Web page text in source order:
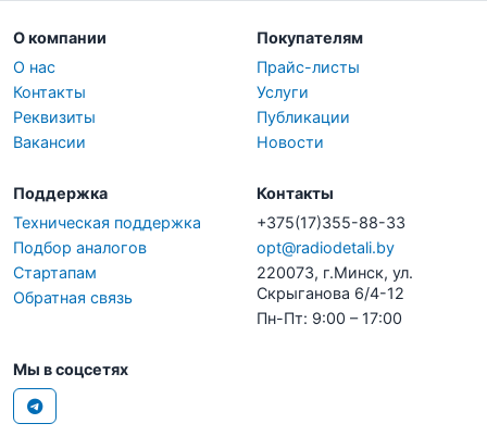
О компании
О нас
Контакты
Реквизиты
Вакансии
Покупателям
Прайс-листы
Услуги
Публикации
Новости
Поддержка
Техническая поддержка
Подбор аналогов
Стартапам
Обратная связь
Контакты
+375(17)355-88-33
opt@radiodetali.by
220073, г.Минск, ул.
Скрыганова 6/4-12
Пн-Пт: 9:00 – 17:00
Мы в соцсетях